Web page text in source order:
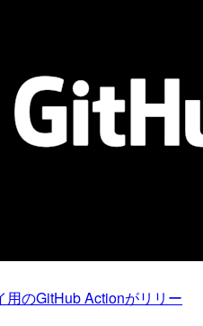
のGitHub Actionがリリー